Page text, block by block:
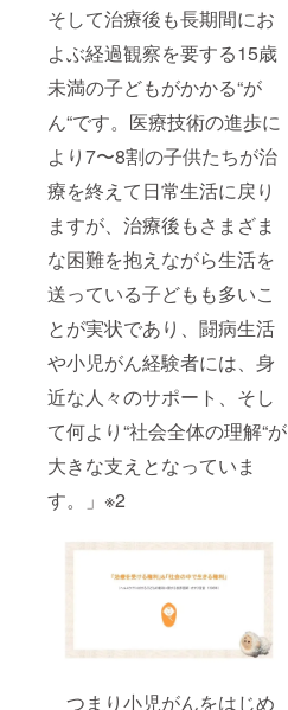
そして治療後も長期間にお
よぶ経過観察を要する15歳
未満の子どもがかかる“が
ん“です。医療技術の進歩に
より7〜8割の子供たちが治
療を終えて日常生活に戻り
ますが、治療後もさまざま
な困難を抱えながら生活を
送っている子どもも多いこ
とが実状であり、闘病生活
や小児がん経験者には、身
近な人々のサポート、そし
て何より“社会全体の理解“が
大きな支えとなっていま
す。」※2
つまり小児がんをはじめ